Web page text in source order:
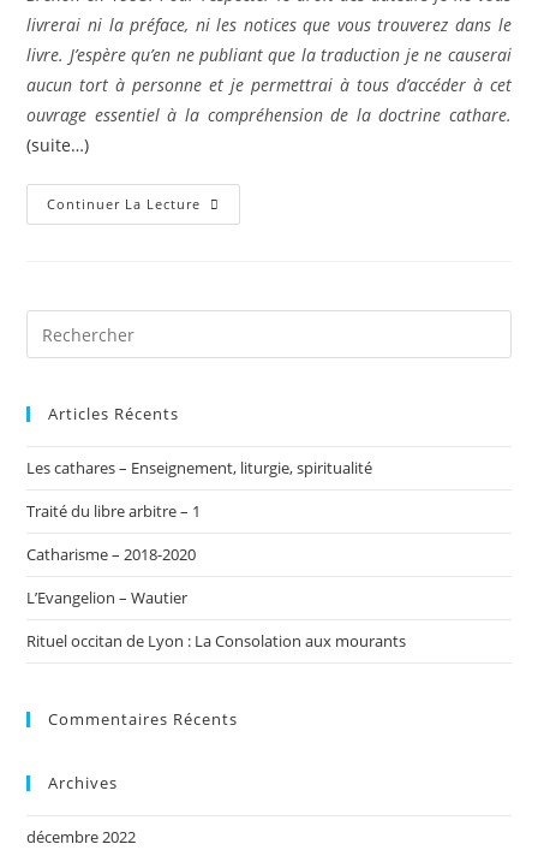
livrerai ni la préface, ni les notices que vous trouverez dans le
livre. J’espère qu’en ne publiant que la traduction je ne causerai
aucun tort à personne et je permettrai à tous d’accéder à cet
ouvrage essentiel à la compréhension de la doctrine cathare.
(suite…)
Continuer La Lecture Abrégé
Pour
Ignorants
Articles Récents
Les cathares – Enseignement, liturgie, spiritualité
Traité du libre arbitre – 1
Catharisme – 2018-2020
L’Evangelion – Wautier
Rituel occitan de Lyon : La Consolation aux mourants
Commentaires Récents
Archives
décembre 2022